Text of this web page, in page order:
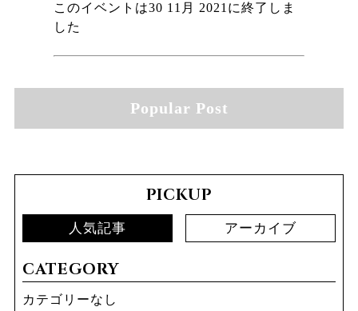
このイベントは30 11月 2021に終了しま
した
Popular Post
PICKUP
人気記事 アーカイブ
CATEGORY
カテゴリーなし